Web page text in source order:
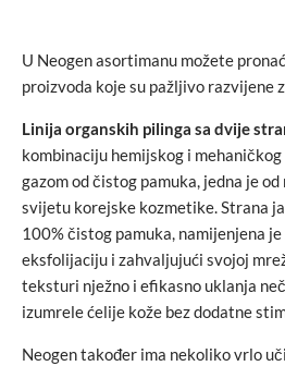
U Neogen asortimanu možete
proizvoda koje su pažljivo razvijene
Linija organskih pilinga sa dvije
kombinaciju hemijskog i
gazom od čistog pamuka, jedna je
svijetu korejske kozmetike. Strana
100% čistog pamuka, namijenjena
eksfolijaciju i zahvaljujući svojoj
teksturi nježno i efikasno uklanja
izumrele ćelije kože bez dodatne
Neogen također ima nekoliko vrlo